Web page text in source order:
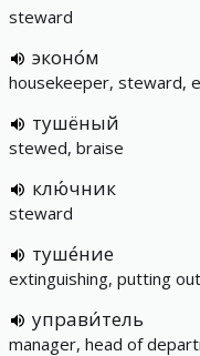
steward
эконо́м
housekeeper, steward,
тушёный
stewed, braise
клю́чник
steward
туше́ние
extinguishing, putting
управи́тель
manager, head of